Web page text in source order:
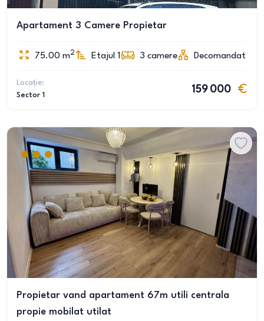
Apartament 3 Camere Propietar
75.00 m2 Etajul 1 3 camere Decomandat
Locație:
Sector 1
159 000
Propietar vand apartament 67m utili centrala
propie mobilat utilat